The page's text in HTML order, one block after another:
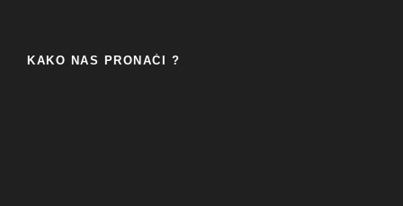
KAKO NAS PRONAĆI ?